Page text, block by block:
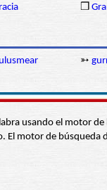
❒
➳
usando el motor
motor de búsqueda